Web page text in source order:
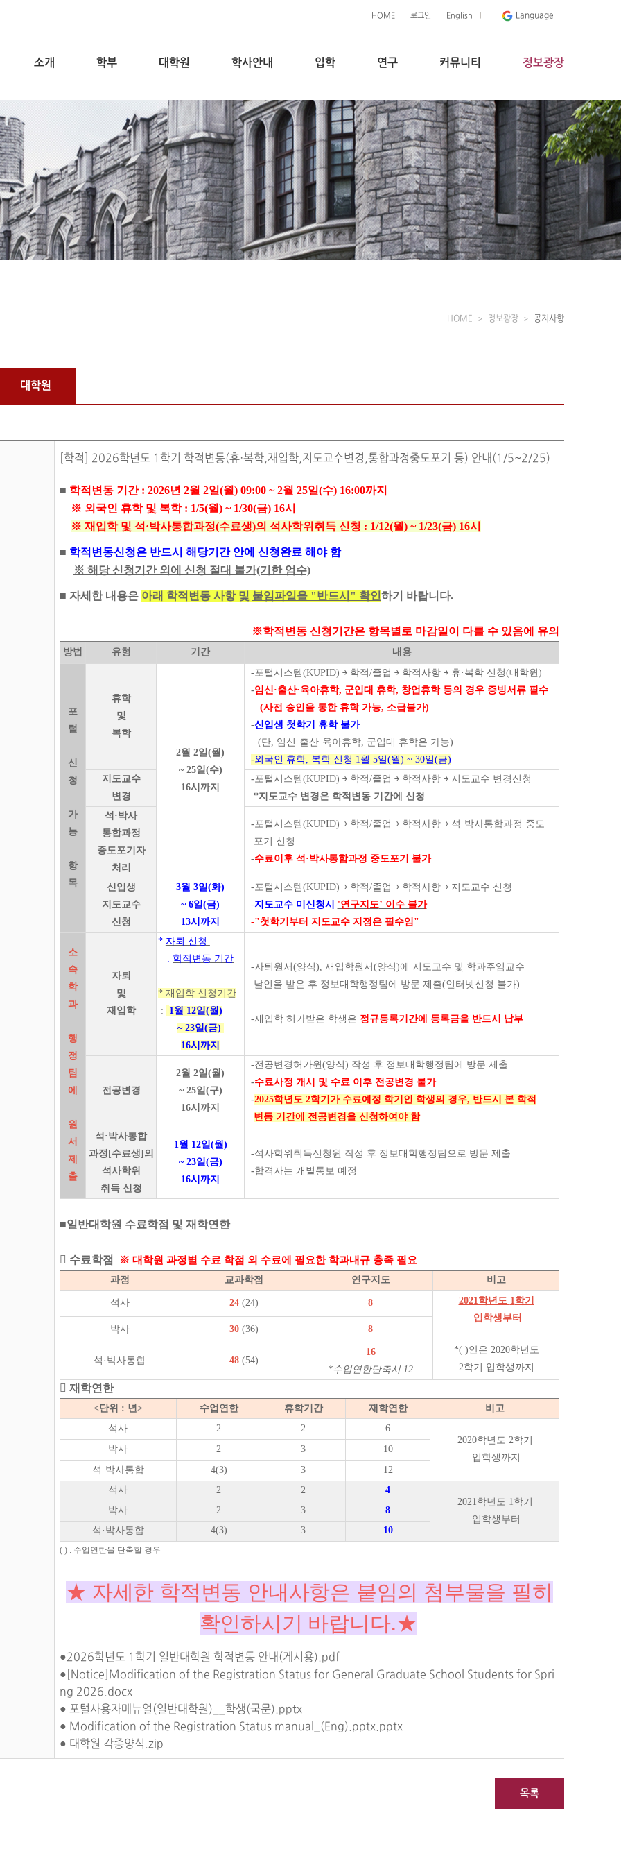
HOME 로그인 English Language
소개 학부 대학원 학사안내 입학 연구 커뮤니티 정보광장
HOME 정보광장 공지사항
대학원
[학적] 2026학년도 1학기 학적변동(휴·복학,재입학,지도교수변경,통합과정중도포기 등) 안내(1/5~2/25)
■ 학적변동 기간 : 2026년 2월 2일(월) 09:00 ~ 2월 25일(수) 16:00까지
※ 외국인 휴학 및 복학 : 1/5(월) ~ 1/30(금) 16시
※ 재입학 및 석·박사통합과정(수료생)의 석사학위취득 신청 : 1/12(월) ~ 1/23(금) 16시
■ 학적변동신청은 반드시 해당기간 안에 신청완료 해야 함
※ 해당 신청기간 외에 신청 절대 불가(기한 엄수)
■ 자세한 내용은 아래 학적변동 사항 및 붙임파일을 "반드시" 확인하기 바랍니다.
※학적변동 신청기간은 항목별로 마감일이 다를 수 있음에 유의
방법 유형 기간 내용
포
털
신
청
가
능
항
목
휴학
및
복학
2월 2일(월)
~ 25일(수)
16시까지
-포털시스템(KUPID) ￫ 학적/졸업 ￫ 학적사항 ￫ 휴·복학 신청(대학원)
-임신·출산·육아휴학, 군입대 휴학, 창업휴학 등의 경우 증빙서류 필수
(사전 승인을 통한 휴학 가능, 소급불가)
-신입생 첫학기 휴학 불가
(단, 임신·출산·육아휴학, 군입대 휴학은 가능)
-외국인 휴학, 복학 신청 1월 5일(월) ~ 30일(금)
지도교수
변경
-포털시스템(KUPID) ￫ 학적/졸업 ￫ 학적사항 ￫ 지도교수 변경신청
*지도교수 변경은 학적변동 기간에 신청
석·박사
통합과정
중도포기자
처리
-포털시스템(KUPID) ￫ 학적/졸업 ￫ 학적사항 ￫ 석·박사통합과정 중도
포기 신청
-수료이후 석·박사통합과정 중도포기 불가
신입생
지도교수
신청
3월 3일(화)
~ 6일(금)
13시까지
-포털시스템(KUPID) ￫ 학적/졸업 ￫ 학적사항 ￫ 지도교수 신청
-지도교수 미신청시 '연구지도’ 이수 불가
-"첫학기부터 지도교수 지정은 필수임"
소
속
학
과
행
정
팀
에
원
서
제
출
자퇴
및
재입학
* 자퇴 신청
: 학적변동 기간
* 재입학 신청기간
:
1월 12일(월)
~ 23일(금)
16시까지
-자퇴원서(양식), 재입학원서(양식)에 지도교수 및 학과주임교수
날인을 받은 후 정보대학행정팀에 방문 제출(인터넷신청 불가)
-재입학 허가받은 학생은 정규등록기간에 등록금을 반드시 납부
전공변경
2월 2일(월)
~ 25일(구)
16시까지
-전공변경허가원(양식) 작성 후 정보대학행정팀에
방문 제출
-수료사정 개시 및 수료 이후 전공변경 불가
-2025학년도 2학기가 수료예정 학기인 학생의 경우, 반드시 본 학적
변동 기간에 전공변경을 신청하여야 함
석·박사통합
과정[수료생]의
석사학위
취득 신청
1월 12일(월)
~ 23일(금)
16시까지
-석사학위취득신청원 작성 후 정보대학행정팀으로 방문 제출
-합격자는 개별통보 예정
■일반대학원 수료학점 및 재학연한
 수료학점 ※ 대학원 과정별 수료 학점 외 수료에 필요한 학과내규 충족 필요
과정 교과학점 연구지도 비고
석사 24 (24) 8 2021학년도 1학기
입학생부터
*( )안은 2020학년도
2학기 입학생까지
박사 30 (36) 8
석·박사통합 48 (54)
16
*수업연한단축시 12
 재학연한
<단위 : 년> 수업연한 휴학기간 재학연한
비고
석사
2 2
6
2020학년도 2학기
입학생까지
박사 2 3
10
석·박사통합
4(3) 3
12
석사
2 2
4
2021학년도 1학기
입학생부터
박사 2 3
8
석·박사통합
4(3) 3 10
( ) : 수업연한을 단축할 경우
★ 자세한 학적변동 안내사항은 붙임의 첨부물을 필히
확인하시기 바랍니다.★
●2026학년도 1학기 일반대학원 학적변동 안내(게시용).pdf
●[Notice]Modification of the Registration Status for General Graduate School Students for Spri
ng 2026.docx
● 포털사용자메뉴얼(일반대학원)__학생(국문).pptx
● Modification of the Registration Status manual_(Eng).pptx.pptx
● 대학원 각종양식 .zip
목록